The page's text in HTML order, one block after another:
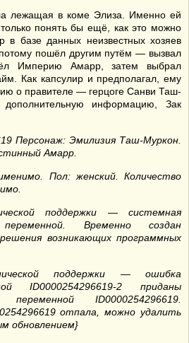
лежащая в коме Элиза. Именно ей
понять бы ещё, как это можно
базе данных неизвестных хозяев
потому пошёл другим путём — вызвал
Империю Амарр, затем выбрал
Как капсулир и предполагал, ему
о правителе — герцоге Санви Таш-
дополнительную информацию, Зак
Персонаж: Эмилизия Таш-Муркон.
Амарр.
Пол: женский. Количество
поддержки — системная
Временно создан
возникающих программных
поддержки — ошибка
ID0000254296619-2 приданы
ID0000254296619.
отпала, можно удалить
обновлением}